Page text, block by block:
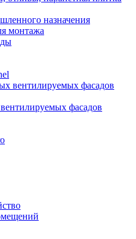
назначения
монтажа
вентилируемых фасадов
фасадов